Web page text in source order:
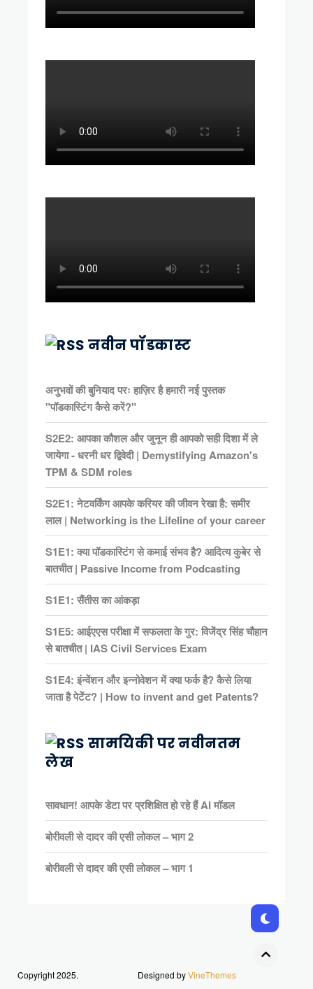
नवीन पॉडकास्ट
अनुभवों की बुनियाद परः हाज़िर है हमारी नई पुस्तक
"पॉडकास्टिंग कैसे करें?"
S2E2: आपका कौशल और जुनून ही आपको सही दिशा में ले
जायेगा - धरनी धर द्विवेदी | Demystifying Amazon's
TPM & SDM roles
S2E1: नेटवर्किंग आपके करियर की जीवन रेखा है: समीर
लाल | Networking is the Lifeline of your career
S1E1: क्या पॉडकास्टिंग से कमाई संभव है? आदित्य कुबेर से
बातचीत | Passive Income from Podcasting
S1E1: सैंतीस का आंकड़ा
S1E5: आईएएस परीक्षा में सफलता के गुर: विजेंद्र सिंह चौहान
से बातचीत | IAS Civil Services Exam
S1E4: इंन्वेंशन और इन्नोवेशन में क्या फर्क है? कैसे लिया
जाता है पेटेंट? | How to invent and get Patents?
सामयिकी पर नवीनतम
लेख
सावधान! आपके डेटा पर प्रशिक्षित हो रहे हैं AI मॉडल
बोरीवली से दादर की एसी लोकल – भाग 2
बोरीवली से दादर की एसी लोकल – भाग 1
Copyright 2025. Designed byVineThemes